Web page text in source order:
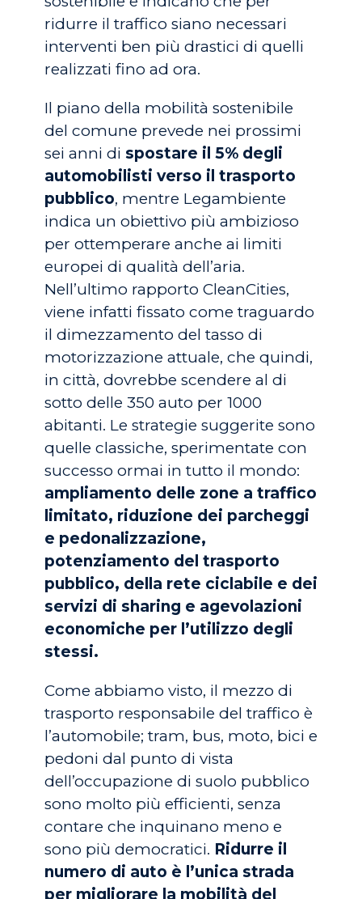
ridurre il traffico siano necessari
interventi ben più drastici di quelli
realizzati fino ad ora.
Il piano della mobilità sostenibile
del comune prevede nei prossimi
sei anni di spostare il 5% degli
automobilisti verso il trasporto
pubblico, mentre Legambiente
indica un obiettivo più ambizioso
per ottemperare anche ai limiti
europei di qualità dell’aria.
Nell’ultimo rapporto CleanCities,
viene infatti fissato come traguardo
il dimezzamento del tasso di
motorizzazione attuale, che quindi,
in città, dovrebbe scendere al di
sotto delle 350 auto per 1000
abitanti. Le strategie suggerite sono
quelle classiche, sperimentate con
successo ormai in tutto il mondo:
ampliamento delle zone a traffico
limitato, riduzione dei parcheggi
e pedonalizzazione,
potenziamento del trasporto
pubblico, della rete ciclabile e dei
servizi di sharing e agevolazioni
economiche per l’utilizzo degli
stessi.
Come abbiamo visto, il mezzo di
trasporto responsabile del traffico è
l’automobile; tram, bus, moto, bici e
pedoni dal punto di vista
dell’occupazione di suolo pubblico
sono molto più efficienti, senza
contare che inquinano meno e
sono più democratici. Ridurre il
numero di auto è l’unica strada
per migliorare la mobilità del